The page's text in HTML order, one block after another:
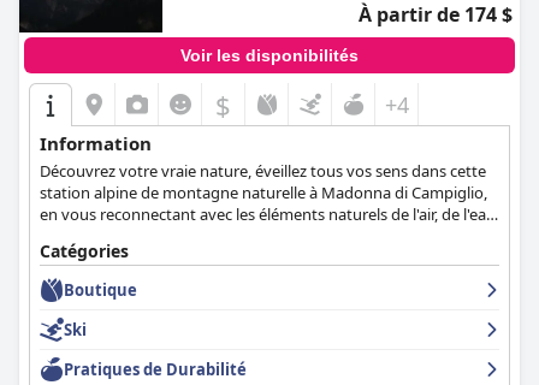
À partir de 174 $
Voir les disponibilités
$ +4
Information
Découvrez votre vraie nature, éveillez tous vos sens dans cette
station alpine de montagne naturelle à Madonna di Campiglio,
en vous reconnectant avec les éléments naturels de l'air, de l'eau,
Catégories
Boutique
Ski
Pratiques de Durabilité